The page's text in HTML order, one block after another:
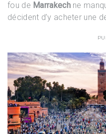
fou de Marrakechne
décident d’y acheter une